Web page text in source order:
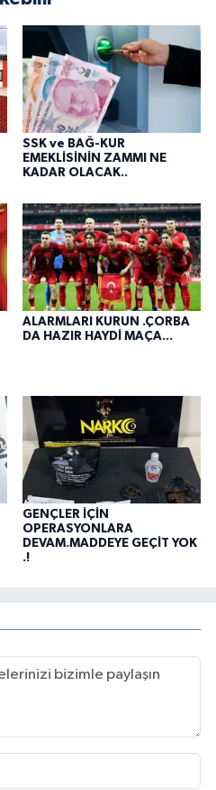
SSK ve BAĞ-KUR
EMEKLİSİNİN ZAMMI NE
KADAR OLACAK..
ALARMLARI KURUN .ÇORBA
DA HAZIR HAYDİ MAÇA...
GENÇLER İÇİN
OPERASYONLARA
DEVAM.MADDEYE GEÇİT YOK
.!